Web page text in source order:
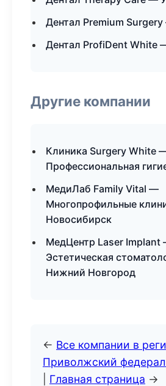
Дентал Premium
Дентал ProfiDent White
Другие компании
Клиника Surgery White
Профессиональная
МедиЛаб Family Vital —
Многопрофильные
Новосибирск
МедЦентр Laser Implant
Эстетическая
Нижний Новгород
← Все компании в
Приволжский
Главная страница →